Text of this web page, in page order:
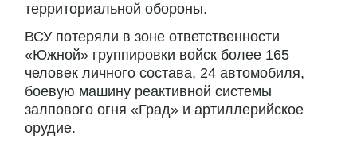
территориальной обороны.
ВСУ потеряли в зоне ответственности
«Южной» группировки войск более 165
человек личного состава, 24 автомобиля,
боевую машину реактивной системы
залпового огня «Град» и артиллерийское
орудие.